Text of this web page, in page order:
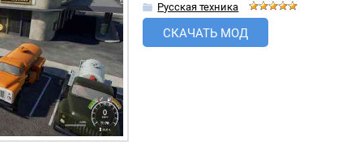
Русская техника
СКАЧАТЬ МОД